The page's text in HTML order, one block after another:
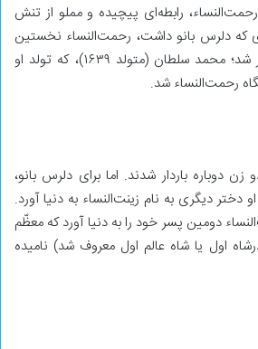
رابطه‌ای پیچیده و مملو از تنش
که دلرس بانو داشت، رحمت‌النساء نخستین
کسی بود که صاحب پسر شد؛ محمد سلطان (متولد ۱۶۳۹)، که تولد او
رحمت‌النساء شد.
۱۶۴۲، هر دو زن دوباره باردار شدند. اما برای دلرس بانو،
دختر دیگری به نام زینت‌النساء به دنیا آورد.
دومین پسر خود را به دنیا آورد که معظّم
اول یا شاه عالم اول معروف شد) نامیده